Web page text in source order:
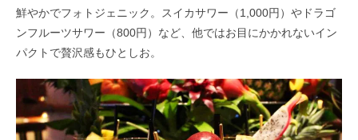
鮮やかでフォトジェニック。スイカサワー（1,000円）やドラゴ
ンフルーツサワー（800円）など、他ではお目にかかれないイン
パクトで贅沢感もひとしお。